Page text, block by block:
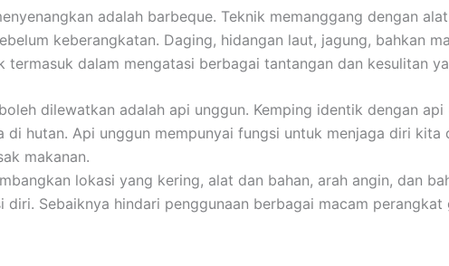
adalah barbeque. Teknik memanggang dengan
keberangkatan. Daging, hidangan laut, jagung, bahkan
termasuk dalam mengatasi berbagai tantangan dan kesulitan
dilewatkan adalah api unggun. Kemping identik dengan
hutan. Api unggun mempunyai fungsi untuk menjaga diri
makanan.
lokasi yang kering, alat dan bahan, arah angin, dan
Sebaiknya hindari penggunaan berbagai macam